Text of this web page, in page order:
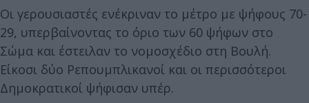
Οι γερουσιαστές ενέκριναν το μέτρο με ψήφους 70-
29, υπερβαίνοντας το όριο των 60 ψήφων στο
Σώμα και έστειλαν το νομοσχέδιο στη Βουλή.
Είκοσι δύο Ρεπουμπλικανοί και οι περισσότεροι
Δημοκρατικοί ψήφισαν υπέρ.